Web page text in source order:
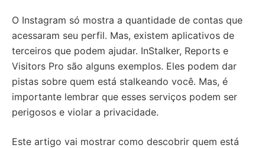
O Instagram só mostra a quantidade de contas que
acessaram seu perfil. Mas, existem aplicativos de
terceiros que podem ajudar. InStalker, Reports e
Visitors Pro são alguns exemplos. Eles podem dar
pistas sobre quem está stalkeando você. Mas, é
importante lembrar que esses serviços podem ser
perigosos e violar a privacidade.
Este artigo vai mostrar como descobrir quem está